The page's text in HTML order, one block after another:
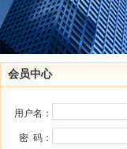
会员中心
用户名：
密 码：